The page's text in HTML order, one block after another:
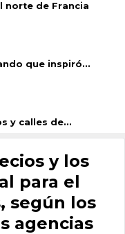
norte de Francia
que inspiró...
y calles de...
y los
para el
según los
agencias